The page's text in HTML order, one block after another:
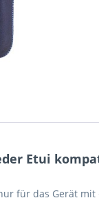
Etui
für das Gerät